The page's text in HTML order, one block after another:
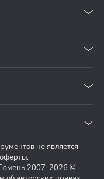
не является
2007-2026 ©